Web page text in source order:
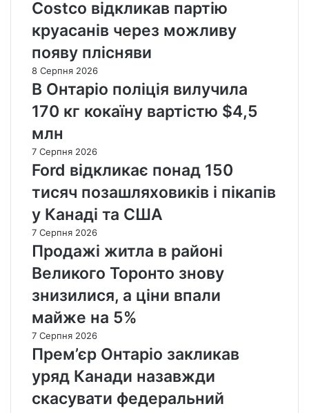
Costco відкликав партію
круасанів через можливу
появу плісняви
8 Серпня 2026
В Онтаріо поліція вилучила
170 кг кокаїну вартістю $4,5
млн
7 Серпня 2026
Ford відкликає понад 150
тисяч позашляховиків і пікапів
у Канаді та США
7 Серпня 2026
Продажі житла в районі
Великого Торонто знову
знизилися, а ціни впали
майже на 5%
7 Серпня 2026
Прем’єр Онтаріо закликав
уряд Канади назавжди
скасувати федеральний